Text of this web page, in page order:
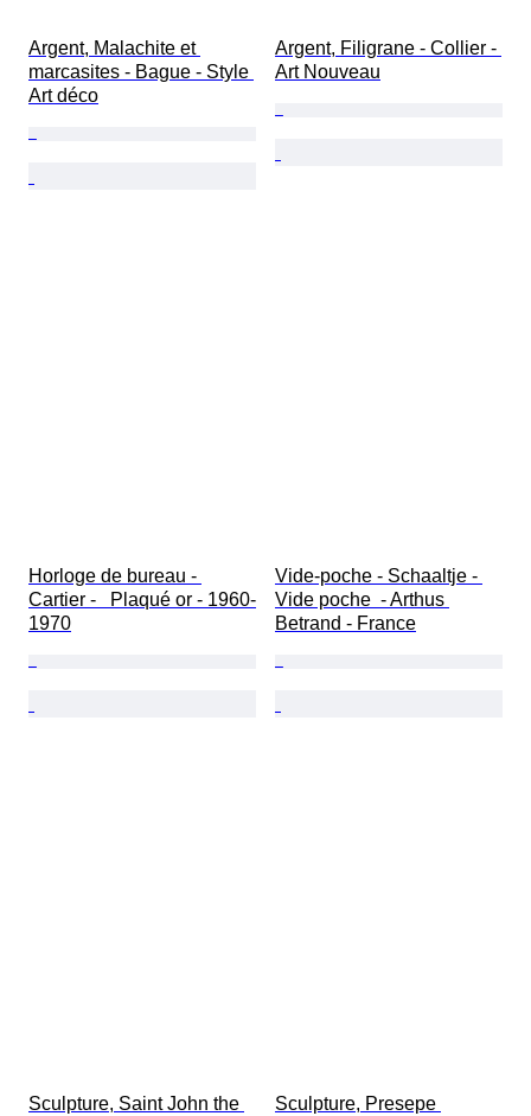
Argent, Malachite et
marcasites - Bague - Style
Art déco
Argent, Filigrane - Collier -
Art Nouveau
Horloge de bureau -
Cartier -   Plaqué or - 1960-
1970
Vide-poche - Schaaltje -
Vide poche  - Arthus
Betrand - France
Sculpture, Saint John the
Sculpture, Presepe